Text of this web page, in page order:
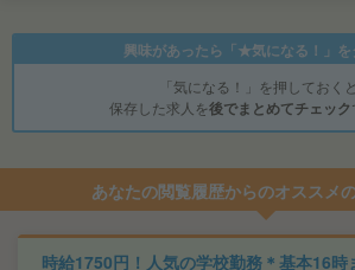
興味があったら「★気になる！」を
「気になる！」を押しておくと
保存した求人を後でまとめてチェック
あなたの閲覧履歴からのオススメ
時給1750円！人気の学校勤務＊基本16時